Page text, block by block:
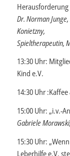
Dr. Norman
Konietzny,
Spieltherapeutin,
13:30 Uhr:
Kind e.V.
14:30 Uhr
15:00 Uhr: „i.v.-
Gabriele
15:30 Uhr:
Leberhilfe e.V.